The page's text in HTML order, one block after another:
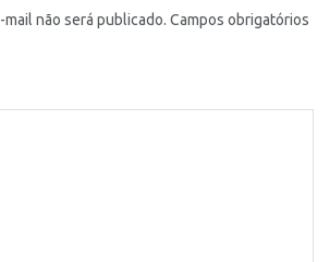
não será publicado. Campos obrigatórios